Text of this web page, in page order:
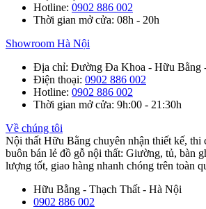
Hotline: 0902 886 002
Thời gian mở cửa: 08h - 20h
Showroom Hà Nội
Địa chỉ: Đường Đa Khoa - Hữu Bằng
Điện thoại: 0902 886 002
Hotline: 0902 886 002
Thời gian mở cửa: 9h:00 - 21:30h
Về chúng tôi
Nội thất Hữu Bằng chuyên nhận thiết kế, thi
buôn bán lẻ đồ gỗ nội thất: Giường, tủ, bàn
lượng tốt, giao hàng nhanh chóng trên toàn
Hữu Bằng - Thạch Thất - Hà Nội
0902 886 002